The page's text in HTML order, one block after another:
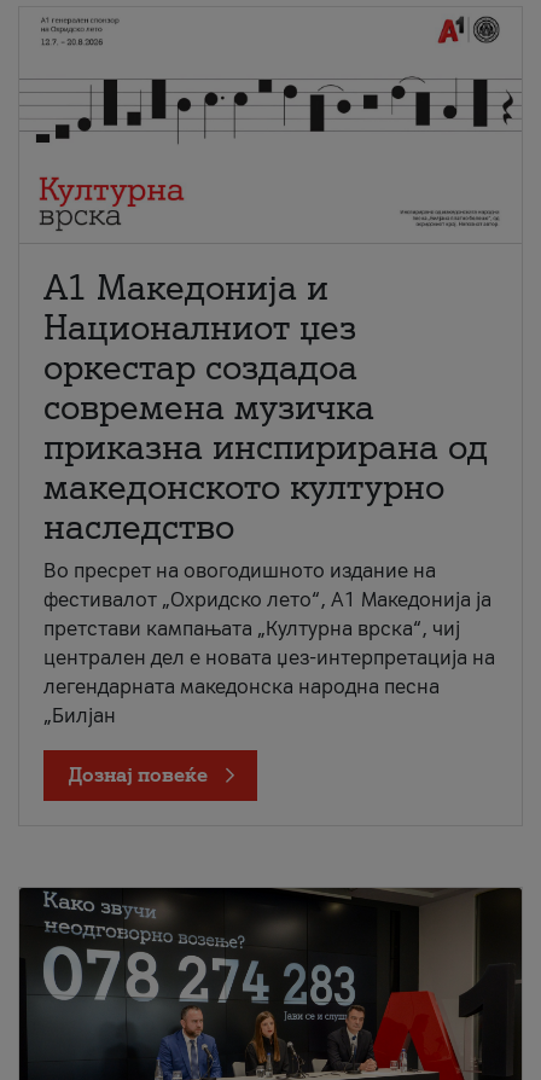
А1 Македонија и
Националниот џез
оркестар создадоа
современа музичка
приказна инспирирана од
македонското културно
наследство
Во пресрет на овогодишното издание на
фестивалот „Охридско лето“, А1 Македонија ја
претстави кампањата „Културна врска“, чиј
централен дел е новата џез-интерпретација на
легендарната македонска народна песна
„Билјан
Дознај повеќе